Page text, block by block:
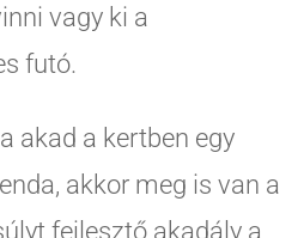
vagy ki a
futó.
akad a kertben egy
akkor meg is van a
fejlesztő akadály a